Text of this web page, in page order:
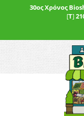
30ος Χρόνος
[T]